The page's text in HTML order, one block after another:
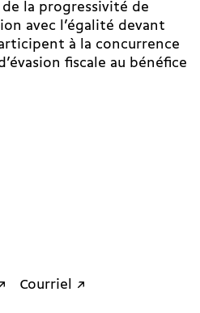
la progressivité de
avec l’égalité devant
à la concurrence
fiscale au bénéfice
Courriel ↗